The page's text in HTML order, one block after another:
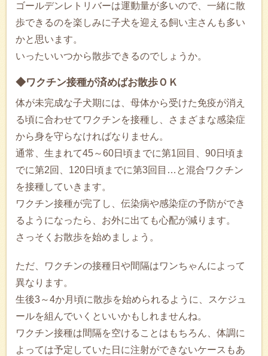
ゴールデンレトリバーは運動量が多いので、一緒に散
歩できるのを楽しみに子犬を迎える飼い主さんも多い
かと思います。
いったいいつから散歩できるのでしょうか。
◆ワクチン接種が済めばお散歩ＯＫ
体が未完成な子犬期には、母体から受けた免疫が消え
る頃に合わせてワクチンを接種し、さまざまな感染症
から身を守らなければなりません。
通常、生まれて45～60日頃までに第1回目、90日頃ま
でに第2回、120日頃までに第3回目…と混合ワクチン
を接種していきます。
ワクチン接種が完了し、伝染病や感染症の予防ができ
るようになったら、お外に出ても心配が減ります。
さっそくお散歩を始めましょう。
ただ、ワクチンの接種日や間隔はワンちゃんによって
異なります。
生後3～4か月頃に散歩を始められるように、スケジュ
ールを組んでいくといいかもしれませんね。
ワクチン接種は間隔を空けることはもちろん、体調に
よっては予定していた日に注射ができないケースもあ